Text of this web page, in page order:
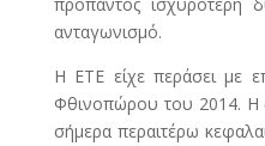
ανταγωνισμό.
Η ΕΤΕ είχε περάσει με
Φθινοπώρου του 2014. Η
σήμερα περαιτέρω